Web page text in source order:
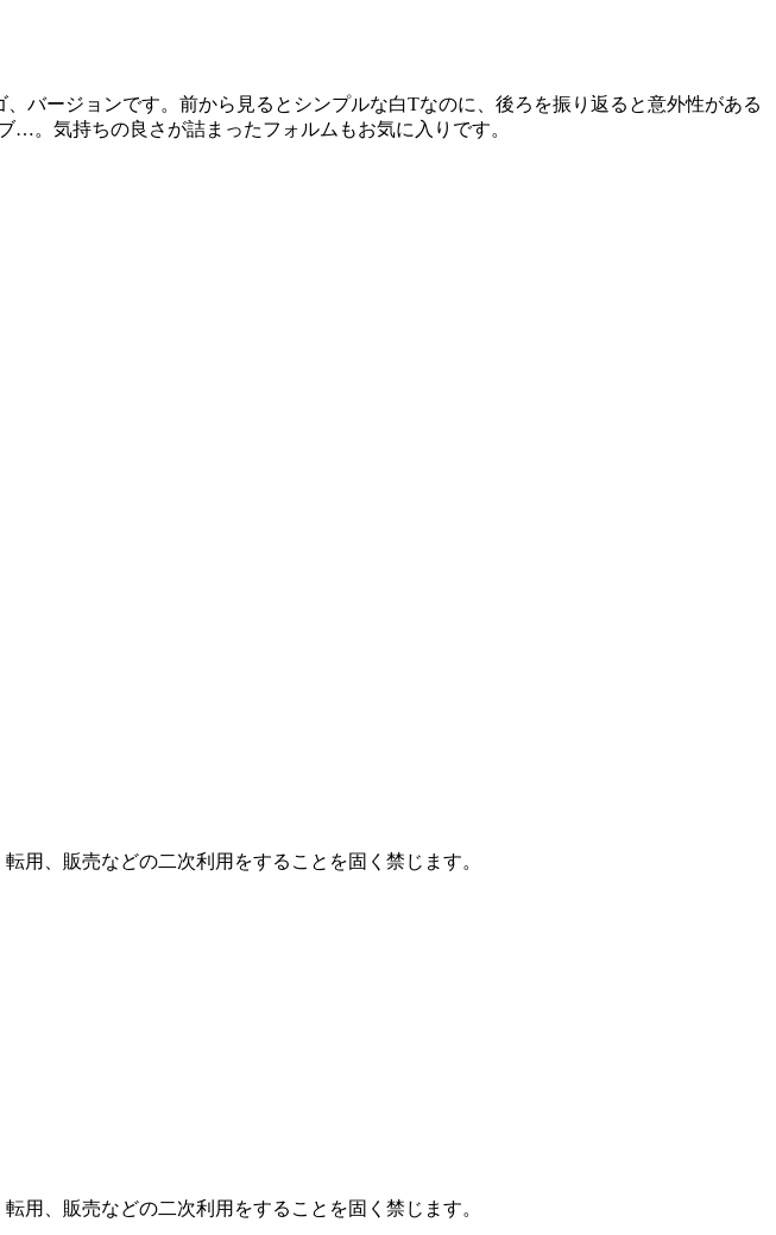
バージョンです。前から見るとシンプルな白Tなのに、後ろを振り返ると意外性がある
。気持ちの良さが詰まったフォルムもお気に入りです。
用、販売などの二次利用をすることを固く禁じます。
用、販売などの二次利用をすることを固く禁じます。